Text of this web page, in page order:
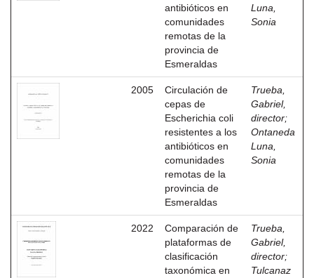
antibióticos en
comunidades
remotas de la
provincia de
Esmeraldas
Luna,
Sonia
2005
Circulación de
cepas de
Escherichia coli
resistentes a los
antibióticos en
comunidades
remotas de la
provincia de
Esmeraldas
Trueba,
Gabriel,
director;
Ontaneda
Luna,
Sonia
2022
Comparación de
plataformas de
clasificación
taxonómica en
Trueba,
Gabriel,
director;
Tulcanaz